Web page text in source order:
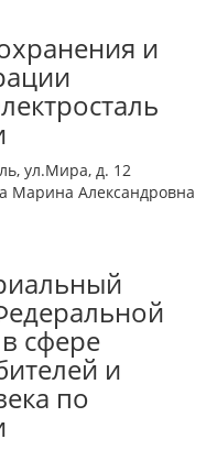
и
ул.Мира, д. 12
Марина Александровна
сфере
и
по